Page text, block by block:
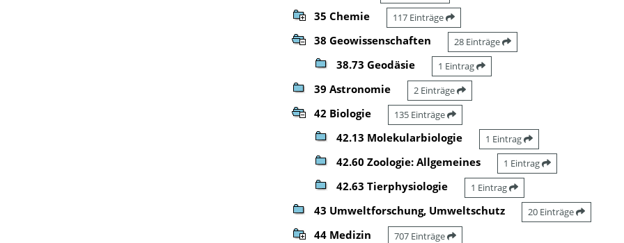
35 Chemie 117 Einträge
38 Geowissenschaften 28 Einträge
38.73 Geodäsie 1 Eintrag
39 Astronomie 2 Einträge
42 Biologie 135 Einträge
42.13 Molekularbiologie 1 Eintrag
42.60 Zoologie: Allgemeines 1 Eintrag
42.63 Tierphysiologie 1 Eintrag
43 Umweltforschung, Umweltschutz 20 Einträge
44 Medizin 707 Einträge